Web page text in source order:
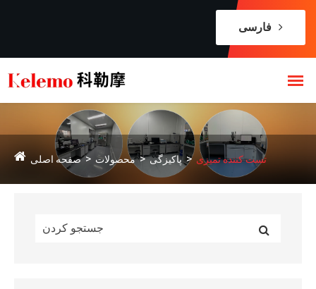
صفحه اصلی محصولات پاکیزگی تست کننده تمیزی